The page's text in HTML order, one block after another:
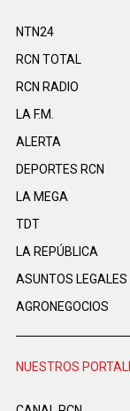
NTN24
RCN TOTAL
RCN RADIO
LA F.M.
ALERTA
DEPORTES RCN
LA MEGA
TDT
LA REPÚBLICA
ASUNTOS LEGALES
AGRONEGOCIOS
NUESTROS